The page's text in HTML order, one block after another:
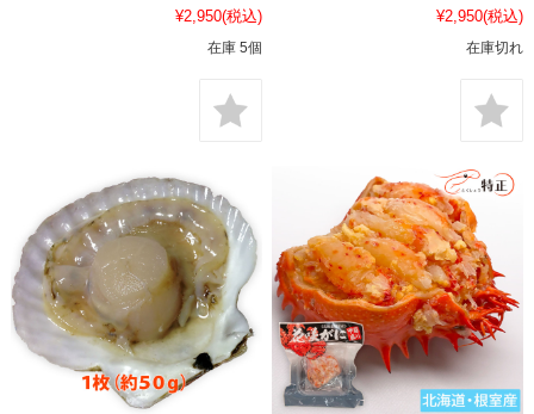
¥2,950(税込)
在庫 5個
¥2,950(税込)
在庫切れ